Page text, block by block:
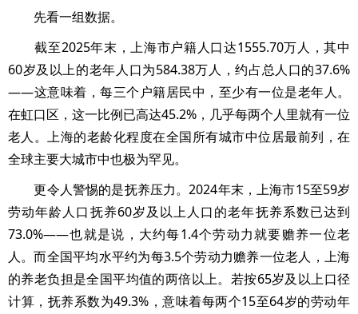
先看一组数据。
截至2025年末，上海市户籍人口达1555.70万人，其中
60岁及以上的老年人口为584.38万人，约占总人口的37.6%
——这意味着，每三个户籍居民中，至少有一位是老年人。
在虹口区，这一比例已高达45.2%，几乎每两个人里就有一位
老人。上海的老龄化程度在全国所有城市中位居最前列，在
全球主要大城市中也极为罕见。
更令人警惕的是抚养压力。2024年末，上海市15至59岁
劳动年龄人口抚养60岁及以上人口的老年抚养系数已达到
73.0%——也就是说，大约每1.4个劳动力就要赡养一位老
人。而全国平均水平约为每3.5个劳动力赡养一位老人，上海
的养老负担是全国平均值的两倍以上。若按65岁及以上口径
计算，抚养系数为49.3%，意味着每两个15至64岁的劳动年